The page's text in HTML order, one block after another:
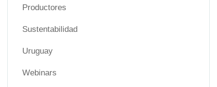
Productores
Sustentabilidad
Uruguay
Webinars